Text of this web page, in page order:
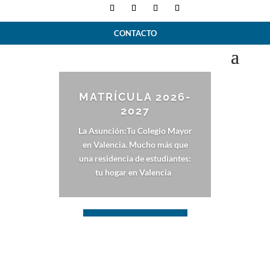
CONTACTO
MATRÍCULA 2026-
2027
La Asunción:Tu Colegio Mayor
en Valencia. Mucho más que
una residencia de estudiantes:
tu hogar en Valencia